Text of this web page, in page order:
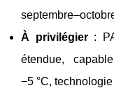
À privilégier:
étendue,
−5 °C,